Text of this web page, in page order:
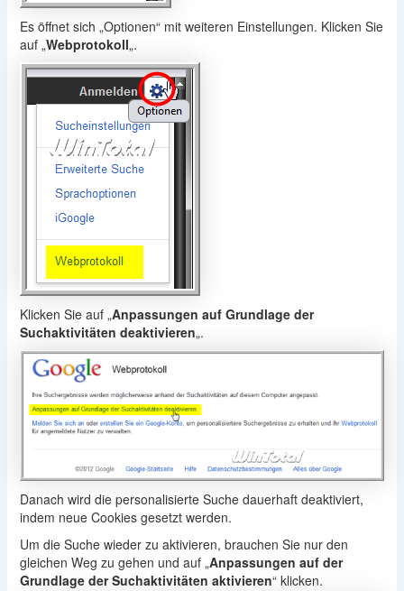
Es öffnet sich „Optionen“ mit weiteren Einstellungen. Klicken Sie
auf „Webprotokoll„.
Klicken Sie auf „Anpassungen auf Grundlage der
Suchaktivitäten deaktivieren„.
Danach wird die personalisierte Suche dauerhaft deaktiviert,
indem neue Cookies gesetzt werden.
Um die Suche wieder zu aktivieren, brauchen Sie nur den
gleichen Weg zu gehen und auf „Anpassungen auf der
Grundlage der Suchaktivitäten aktivieren“ klicken.